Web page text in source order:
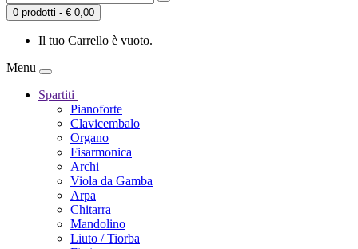
0 prodotti - € 0,00
Il tuo Carrello è vuoto.
Menu
Spartiti
Pianoforte
Clavicembalo
Organo
Fisarmonica
Archi
Viola da Gamba
Arpa
Chitarra
Mandolino
Liuto / Tiorba